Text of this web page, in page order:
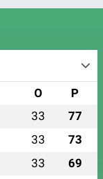
O P
33 77
33 73
33 69